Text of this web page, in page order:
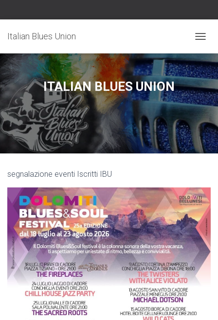
Italian Blues Union
A
V
I
G
A
Z
I
N
E
T
O
E
ITALIAN BLUES UNION
segnalazione eventi Iscritti IBU